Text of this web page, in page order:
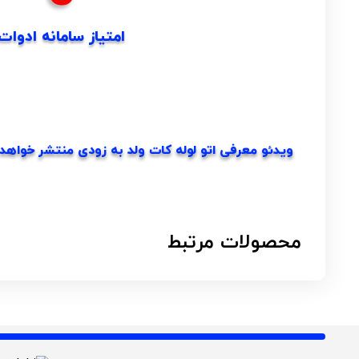
امتیاز سامانه
ویدئو معرفی اتو لوله کات ولد به زودی منتشر
محصولات مرتبط